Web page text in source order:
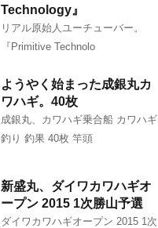
Technology』
リアル原始人ユーチューバー。
『Primitive Technolo
ようやく始まった成銀丸カ
ワハギ。40枚
成銀丸、カワハギ乗合船 カワハギ
釣り 釣果 40枚 竿頭
新盛丸、ダイワカワハギオ
ープン 2015 1次勝山予選
ダイワカワハギオープン 2015 1次